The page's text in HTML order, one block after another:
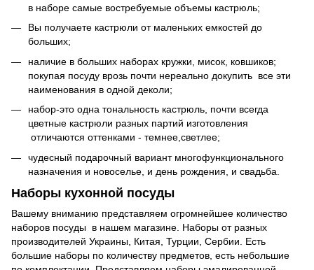
в наборе самые востребуемые объемы кастрюль;
Вы получаете кастрюли от маленьких емкостей до
больших;
наличие в больших наборах кружки, мисок, ковшиков;
покупая посуду врозь почти нереально докупить все эти
наименования в одной деколи;
набор-это одна тональность кастрюль, почти всегда
цветные кастрюли разных партий изготовления
отличаются оттенками - темнее,светлее;
чудесный подарочный вариант многофункционального
назначения и новоселье, и день рождения, и свадьба.
Наборы кухонной посуды
Вашему вниманию представляем огромнейшее количество
наборов посуды в нашем магазине. Наборы от разных
производителей Украины, Китая, Турции, Сербии. Есть
большие наборы по количеству предметов, есть небольшие